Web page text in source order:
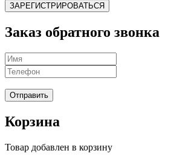
ЗАРЕГИСТРИРОВАТЬСЯ
Заказ обратного звонка
Отправить
Корзина
Товар добавлен в корзину